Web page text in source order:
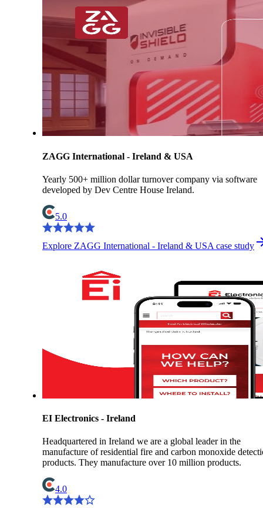
ZAGG International - Ireland & USA
Yearly 500+ million dollar turnover company via software
developed by Dev Centre House Ireland.
5.0
Explore ZAGG International - Ireland & USA case study
EI Electronics - Ireland
Headquartered in Ireland we are a global leader in the
manufacture of residential fire and carbon monoxide
products. They manufacture over 10 million products.
4.0